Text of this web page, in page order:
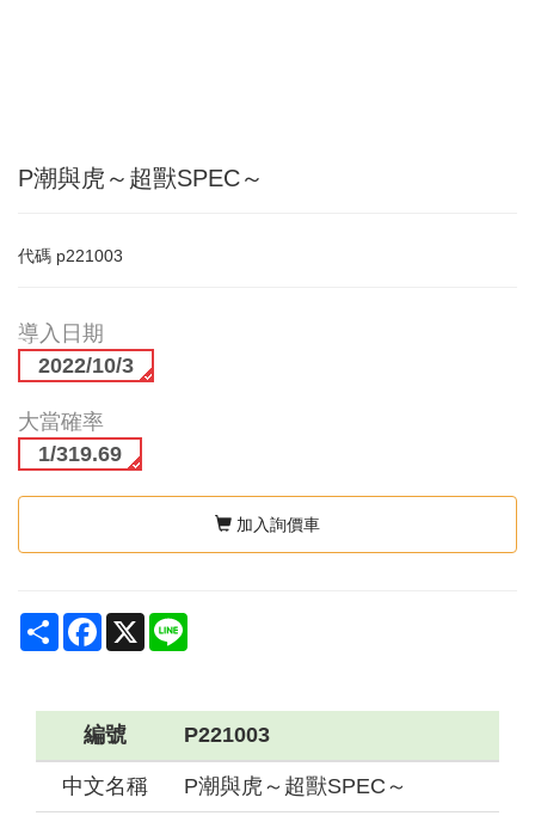
P潮與虎～超獸SPEC～
代碼 p221003
導入日期
2022/10/3
大當確率
1/319.69
加入詢價車
ShareFacebook
X
編號 P221003
中文名稱 P潮與虎～超獸SPEC～